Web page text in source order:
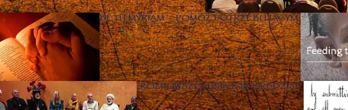
BETH MYRIAM – POMÓŻ POTRZEBUJĄCYM
„ROZPOWSZECHNIAJCIE ORĘDZIA!”